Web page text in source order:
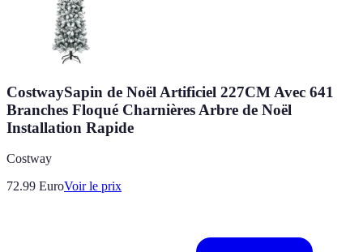
CostwaySapin de Noël Artificiel 227CM Avec 641
Branches Floqué Charnières Arbre de Noël
Installation Rapide
Costway
72.99 EuroVoir le prix